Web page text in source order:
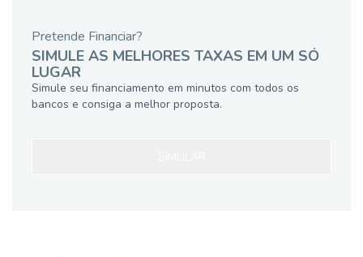
Pretende Financiar?
SIMULE AS MELHORES TAXAS EM UM SÓ
LUGAR
Simule seu financiamento em minutos com todos os
bancos e consiga a melhor proposta.